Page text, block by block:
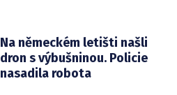
Na německém letišti našli
dron s výbušninou. Policie
nasadila robota